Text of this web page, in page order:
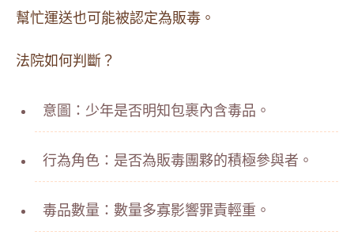
幫忙運送也可能被認定為販毒。
法院如何判斷？
意圖：少年是否明知包裹內含毒品。
行為角色：是否為販毒團夥的積極參與者。
毒品數量：數量多寡影響罪責輕重。